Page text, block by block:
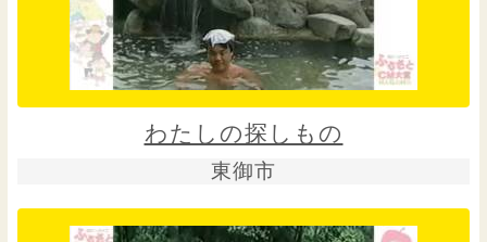
わたしの探しもの
東御市